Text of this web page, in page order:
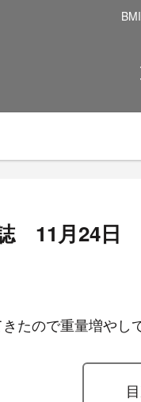
誌 11月24
たので重量増やし